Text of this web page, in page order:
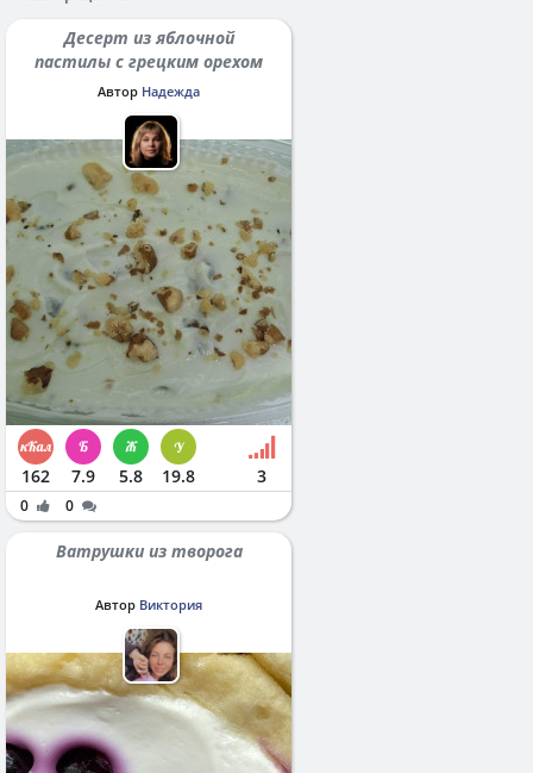
Десерт из яблочной
пастилы с грецким орехом
Автор Надежда
162 7.9 5.8 19.8 3
0 0
Ватрушки из творога
Автор Виктория